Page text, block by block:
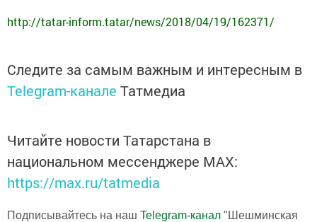
http://tatar-inform.tatar/news/2018/04/19/162371/
Следите за самым важным и интересным в
Telegram-канале Татмедиа
Читайте новости Татарстана в
национальном мессенджере MАХ:
https://max.ru/tatmedia
Подписывайтесь на наш Telegram-канал "Шешминская